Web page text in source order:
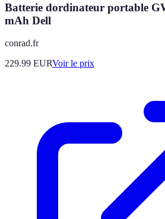
Batterie dordinateur portable
mAh Dell
conrad.fr
229.99 EURVoir le prix